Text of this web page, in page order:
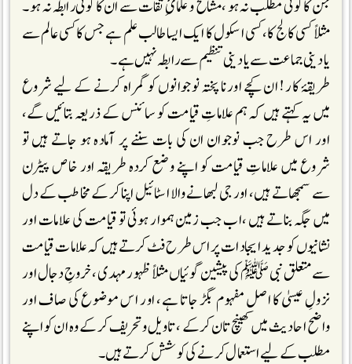
جن کا کوئی مطلب نہ ہو ،مشائخ و علمائِ ثقات سے ان کا کوئی رابطہ نہ ہو ۔
مثلاً کسی کالج کا، کسی اسکول کا ایک ایسا طالب علم ہے جس کا کسی عالم سے
یا دینی جماعت سے یا دینی تنظیم سے رابطہ نہیں ہے۔
طریقۂ کار ! ان کچے اورنا پختہ نوجوانوں کو گمراہ کرنے کے لیے شروع
میں یہ کہتے ہیں کہ ہم علاماتِ قیامت کو سائنس کے ذریعہ بتا ئیں گے،
اور اس طرح جب نوجوان ان کی بات سننے پر آمادہ ہو جاتے ہیں تو
شروع میں علاماتِ قیامت کو اپنے وضع کردہ طریقہ اور خاص پیٹرن
سے سمجھاتے ہیں، اور جی لبھانے والا اسٹائیل اپنا کرکے مخاطب کے دل
میں جگہ بناتے ہیں ،اب جب زمین ہموار ہوئی تو قیامت کی علامات اور
نشانیوں کو جدید ایجادات پر اس طرح فٹ کرتے ہیں کہ علامات قیامت
سے متعلق نبی ﷺکی پیشین گوئیاں مثلاً ظہور مہدی ، خروجِ دجال اور
نزولِ عیسیٰ کا اصل مفہوم بگڑ جاتا ہے، اور اس موضوع کی صاف اور
واضح احادیث میں کھینچ تان کرکے ، تاویل وتحریف کرکے وہ ان کو اپنے
مطلب کے لیے استعمال کرنے کی کوشش کرتے ہیں۔